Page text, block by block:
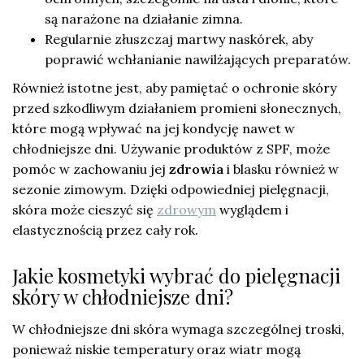
są narażone na działanie zimna.
Regularnie złuszczaj martwy naskórek, aby
poprawić wchłanianie nawilżających preparatów.
Również istotne jest, aby pamiętać o ochronie skóry
przed szkodliwym działaniem promieni słonecznych,
które mogą wpływać na jej kondycję nawet w
chłodniejsze dni. Używanie produktów z SPF, może
pomóc w zachowaniu jej zdrowia i blasku również w
sezonie zimowym. Dzięki odpowiedniej pielęgnacji,
skóra może cieszyć się zdrowym wyglądem i
elastycznością przez cały rok.
Jakie kosmetyki wybrać do pielęgnacji
skóry w chłodniejsze dni?
W chłodniejsze dni skóra wymaga szczególnej troski,
ponieważ niskie temperatury oraz wiatr mogą